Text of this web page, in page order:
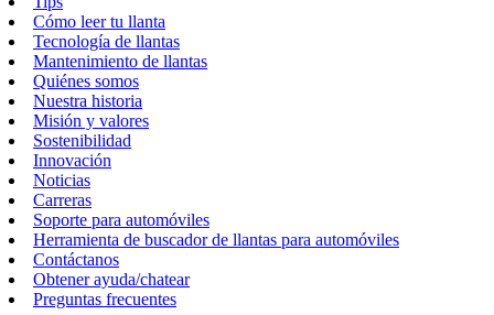
Cómo leer tu llanta
Tecnología de llantas
Mantenimiento de llantas
Quiénes somos
Nuestra historia
Misión y valores
Sostenibilidad
Innovación
Noticias
Carreras
Soporte para automóviles
Herramienta de buscador de llantas para automóviles
Contáctanos
Obtener ayuda/chatear
Preguntas frecuentes